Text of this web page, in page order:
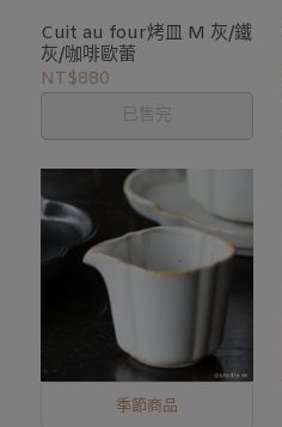
Cuit au four烤皿 M 灰/鐵
灰/咖啡歐蕾
NT$880
已售完
季節商品